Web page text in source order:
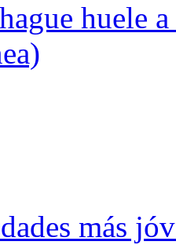
huele
más